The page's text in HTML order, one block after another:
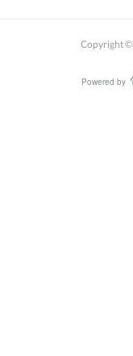
Copyright ©
Powered by